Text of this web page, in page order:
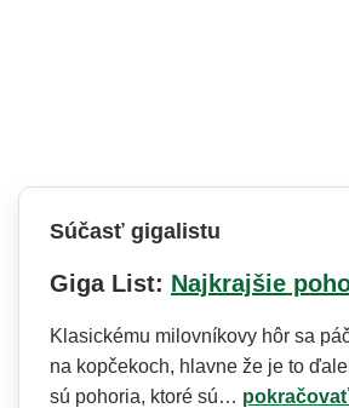
Súčasť gigalistu
Giga List: Najkrajšie
Klasickému milovníkovy hôr sa
na kopčekoch, hlavne že je to
sú pohoria, ktoré sú…